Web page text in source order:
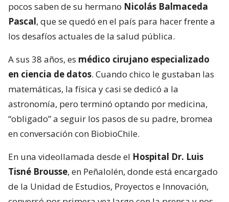
pocos saben de su hermano Nicolás Balmaceda
Pascal, que se quedó en el país para hacer frente a
los desafíos actuales de la salud pública.
A sus 38 años, es médico cirujano especializado
en ciencia de datos. Cuando chico le gustaban las
matemáticas, la física y casi se dedicó a la
astronomía, pero terminó optando por medicina,
“obligado” a seguir los pasos de su padre, bromea
en conversación con BiobioChile.
En una videollamada desde el Hospital Dr. Luis
Tisné Brousse, en Peñalolén, donde está encargado
de la Unidad de Estudios, Proyectos e Innovación,